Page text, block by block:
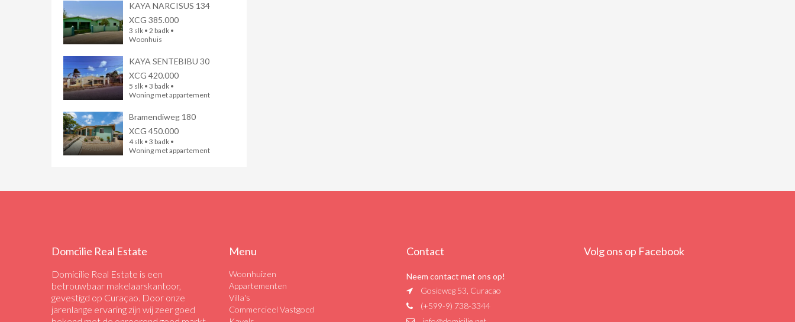
KAYA NARCISUS 134
XCG 385.000
3 slk • 2 badk •
Woonhuis
KAYA SENTEBIBU 30
XCG 420.000
5 slk • 3 badk •
Woning met appartement
Bramendiweg 180
XCG 450.000
4 slk • 3 badk •
Woning met appartement
Domcilie Real Estate
Domicilie Real Estate is een
betrouwbaar makelaarskantoor,
gevestigd op Curaçao. Door onze
jarenlange ervaring zijn wij zeer goed
Menu
Woonhuizen
Appartementen
Villa's
Commercieel Vastgoed
Contact
Neem contact met ons op!
Gosieweg 53, Curacao
(+599-9) 738-3344
Volg ons op Facebook